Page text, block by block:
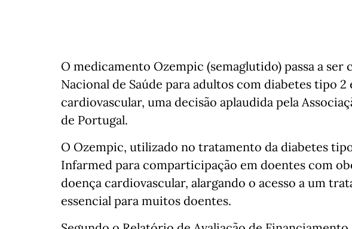
O medicamento Ozempic (semaglutido) passa a
Nacional de Saúde para adultos com diabetes tipo
cardiovascular, uma decisão aplaudida pela
de Portugal.
O Ozempic, utilizado no tratamento da diabetes
Infarmed para comparticipação em doentes com
doença cardiovascular, alargando o acesso a um
essencial para muitos doentes.